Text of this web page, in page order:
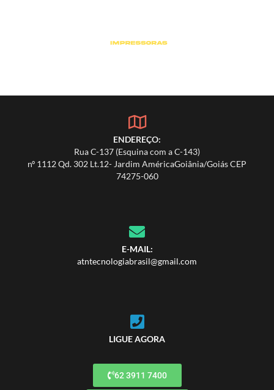
ENDEREÇO:
Rua C-137 (Esquina com a C-143)
nº 1112 Qd. 302 Lt.12- Jardim AméricaGoiânia/Goiás CEP
74275-060
E-MAIL:
atntecnologiabrasil@gmail.com
LIGUE AGORA
62 3911 7400